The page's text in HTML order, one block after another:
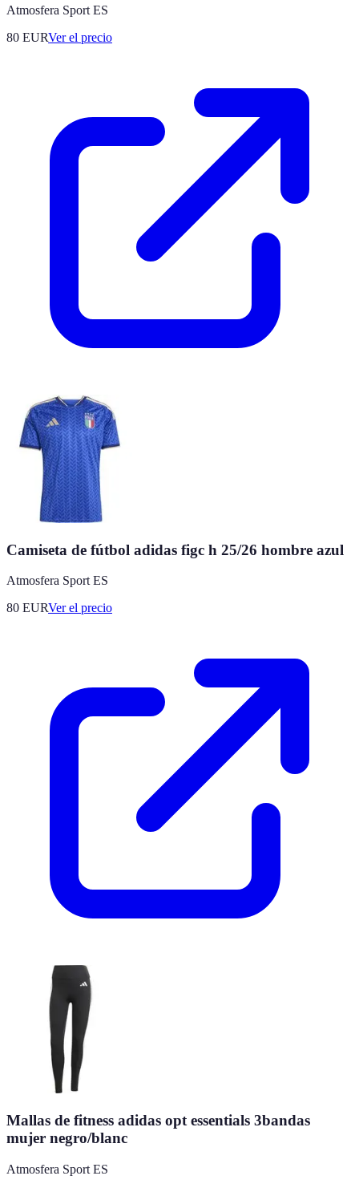
Atmosfera Sport ES
80 EURVer el precio
Camiseta de fútbol adidas figc h 25/26 hombre azul
Atmosfera Sport ES
80 EURVer el precio
Mallas de fitness adidas opt essentials 3bandas
mujer negro/blanc
Atmosfera Sport ES